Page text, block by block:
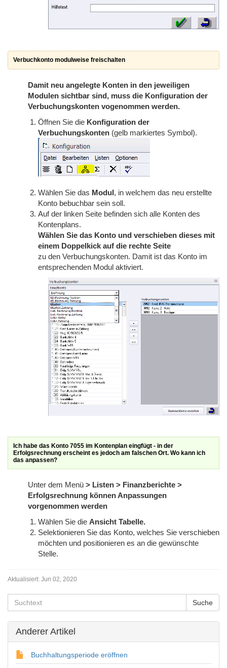
Verbuchkonto modulweise freischalten
Damit neu angelegte Konten in den jeweiligen
Modulen sichtbar sind, muss die Konfiguration der
Verbuchungskonten vogenommen werden.
Öffnen Sie die Konfiguration der
Verbuchungskonten (gelb markiertes Symbol).
Wählen Sie das Modul, in welchem das neu erstellte
Konto bebuchbar sein soll.
Auf der linken Seite befinden sich alle Konten des
Kontenplans.
Wählen Sie das Konto und verschieben dieses mit
einem Doppelkick auf die rechte Seite
zu den Verbuchungskonten. Damit ist das Konto im
entsprechenden Modul aktiviert.
Ich habe das Konto 7055 im Kontenplan eingfügt - in der
Erfolgsrechnung erscheint es jedoch am falschen Ort. Wo kann ich
das anpassen?
Unter dem Menü > Listen > Finanzberichte >
Erfolgsrechnung können Anpassungen
vorgenommen werden
Wählen Sie die Ansicht Tabelle.
Selektionieren Sie das Konto, welches Sie verschieben
möchten und positionieren es an die gewünschte
Stelle.
Aktualisiert: Jun 02, 2020
Anderer Artikel
Buchhaltungsperiode eröffnen